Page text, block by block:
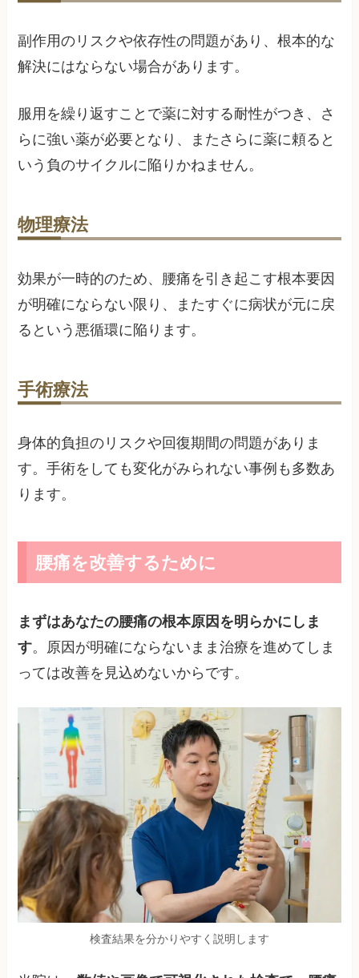
副作用のリスクや依存性の問題があり、根本的な
解決にはならない場合があります。
服用を繰り返すことで薬に対する耐性がつき、さ
らに強い薬が必要となり、またさらに薬に頼ると
いう負のサイクルに陥りかねません。
物理療法
効果が一時的のため、腰痛を引き起こす根本要因
が明確にならない限り、またすぐに病状が元に戻
るという悪循環に陥ります。
手術療法
身体的負担のリスクや回復期間の問題がありま
す。手術をしても変化がみられない事例も多数あ
ります。
腰痛を改善するために
まずはあなたの腰痛の根本原因を明らかにしま
す。原因が明確にならないまま治療を進めてしま
っては改善を見込めないからです。
検査結果を分かりやすく説明します